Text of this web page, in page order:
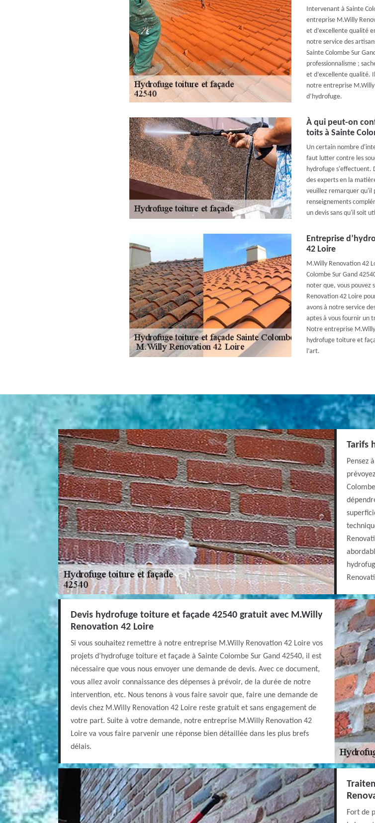
Intervenant à Sainte
entreprise M.Willy
et d’excellente qualité
notre service des
Sainte Colombe Sur
professionnalisme ;
et d’excellente qualité.
notre entreprise M.Willy
d’hydrofuge.
À qui peut-on
toits à Sainte
Un certain nombre
faut lutter contre les
hydrofuge s'effectuent.
des experts en la
veuillez remarquer qu'il
renseignements
un devis sans qu'il soit
Entreprise
42 Loire
M.Willy Renovation 42
Colombe Sur Gand
noter que, vous pouvez
Renovation 42 Loire
avons à notre service
aptes à vous fournir un
Notre entreprise
hydrofuge toiture et
l’art.
Tarifs
Pensez
Devis hydrofuge toiture et façade 42540 gratuit avec M.Willy
Renovation 42 Loire
Si vous souhaitez remettre à notre entreprise M.Willy Renovation 42 Loire vos
projets d’hydrofuge toiture et façade à Sainte Colombe Sur Gand 42540, il est
nécessaire que vous nous envoyer une demande de devis. Avec ce document,
vous allez avoir connaissance des dépenses à prévoir, de la durée de notre
intervention, etc. Nous tenons à vous faire savoir que, faire une demande de
devis chez M.Willy Renovation 42 Loire reste gratuit et sans engagement de
votre part. Suite à votre demande, notre entreprise M.Willy Renovation 42
Loire va vous faire parvenir une réponse bien détaillée dans les plus brefs
délais.
Fort de